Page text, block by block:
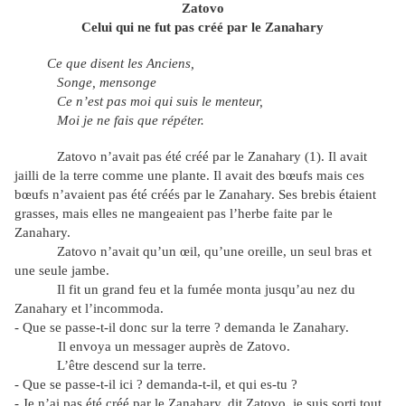
Zatovo
Celui qui ne fut pas créé par le Zanahary
Ce que disent les Anciens,
Songe, mensonge
Ce n’est pas moi qui suis le menteur,
Moi je ne fais que répéter.
Zatovo n’avait pas été créé par le Zanahary (1). Il avait
jailli de la terre comme une plante. Il avait des bœufs mais ces
bœufs n’avaient pas été créés par le Zanahary. Ses brebis étaient
grasses, mais elles ne mangeaient pas l’herbe faite par le
Zanahary.
Zatovo n’avait qu’un œil, qu’une oreille, un seul bras et
une seule jambe.
Il fit un grand feu et la fumée monta jusqu’au nez du
Zanahary et l’incommoda.
- Que se passe-t-il donc sur la terre ? demanda le Zanahary.
Il envoya un messager auprès de Zatovo.
L’être descend sur la terre.
- Que se passe-t-il ici ? demanda-t-il, et qui es-tu ?